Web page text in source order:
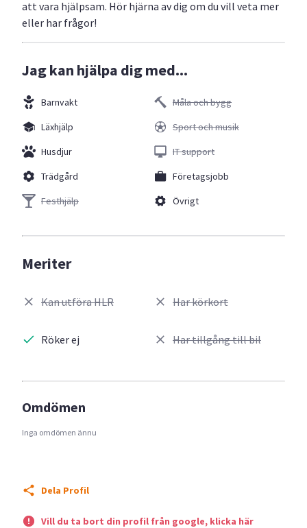
att vara hjälpsam. Hör hjärna av dig om du vill veta mer
eller har frågor!
Jag kan hjälpa dig med...
Barnvakt
Läxhjälp
Husdjur
Trädgård
Festhjälp
Måla och bygg
Sport och musik
IT support
Företagsjobb
Övrigt
Meriter
Kan utföra HLR
Röker ej
Har körkort
Har tillgång till bil
Omdömen
Inga omdömen ännu
Dela Profil
Vill du ta bort din profil från google, klicka här